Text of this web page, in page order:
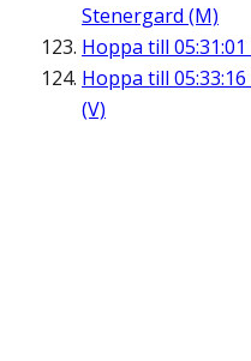
Stenergard (M)
Hoppa till 05:31:01
Hoppa till 05:33:16
(V)